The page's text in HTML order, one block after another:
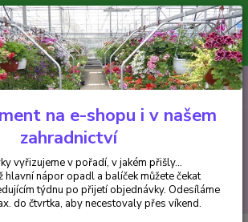
pro odeslání z e-shopu je 300 Kč.
nápor objednávek opadl a balíček můžete čekat
týdnu po přijetí objednávky. Objednávky
v pořadí, v jakém přišly...
CZK
Hledat
0ks
za0 Kč
na e-shopu i v našem
zahradnictví
vyřizujeme v pořadí, v jakém přišly...
hlavní nápor opadl a balíček můžete čekat
týdnu po přijetí objednávky. Odesíláme
do čtvrtka, aby necestovaly přes víkend.